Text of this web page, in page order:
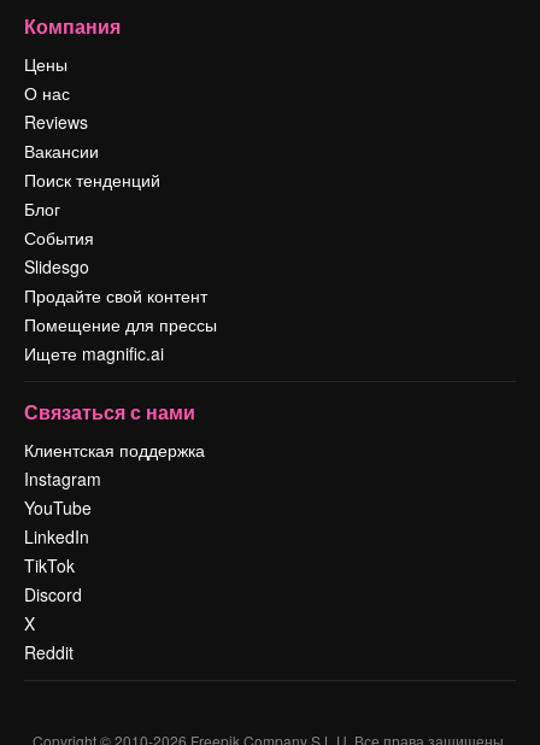
Компания
Цены
О нас
Reviews
Вакансии
Поиск тенденций
Блог
События
Slidesgo
Продайте свой контент
Помещение для прессы
Ищете magnific.ai
Связаться с нами
Клиентская поддержка
Instagram
YouTube
LinkedIn
TikTok
Discord
X
Reddit